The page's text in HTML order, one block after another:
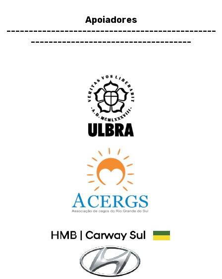
Apoiadores
-----------------------------------------------
------------------------------------